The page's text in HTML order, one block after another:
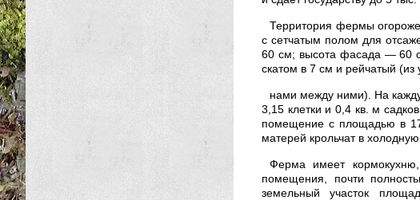
Территория фермы
с сетчатым полом для
60 см; высота фасада — 60
скатом в 7 см и рейчатый
нами между ними). На
3,15 клетки и 0,4 кв. м
помещение с площадью в
матерей крольчат в
Ферма имеет
помещения, почти
земельный участок